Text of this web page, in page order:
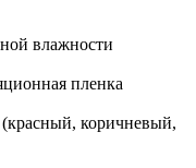
влажности
пленка
коричневый,